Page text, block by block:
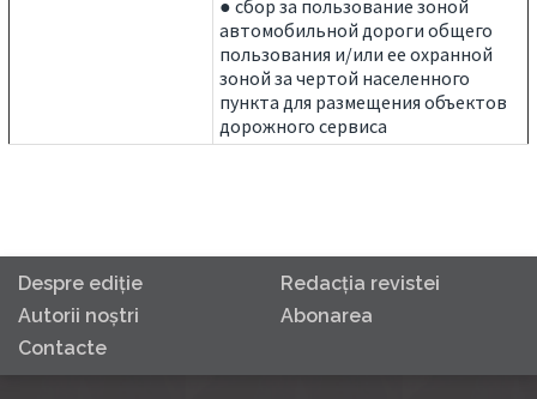
● сбор за пользование зоной
автомобильной дороги общего
пользования и/или ее охранной
зоной за чертой населенного
пункта для размещения объектов
дорожного сервиса
Despre ediţie
Redacţia revistei
Autorii noştri
Abonarea
Contacte